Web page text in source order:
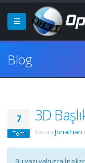
Blog
7
Tem
3D
Yazan Jonathan
Bu yazı yalnızca